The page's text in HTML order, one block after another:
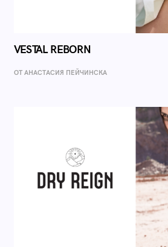
VESTAL REBORN
ОТ AНАСТАСИЯ ПЕЙЧИНСКА